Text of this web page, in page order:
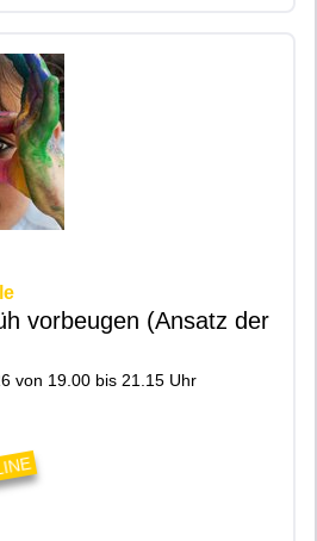
vorbeugen (Ansatz der
von 19.00 bis 21.15 Uhr